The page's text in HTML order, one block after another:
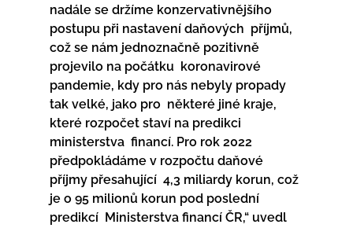
nadále se držíme konzervativnějšího
postupu při nastavení daňových  příjmů,
což se nám jednoznačně pozitivně
projevilo na počátku  koronavirové
pandemie, kdy pro nás nebyly propady
tak velké, jako pro  některé jiné kraje,
které rozpočet staví na predikci
ministerstva  financí. Pro rok 2022
předpokládáme v rozpočtu daňové
příjmy přesahující  4,3 miliardy korun, což
je o 95 milionů korun pod poslední
predikcí  Ministerstva financí ČR,“ uvedl